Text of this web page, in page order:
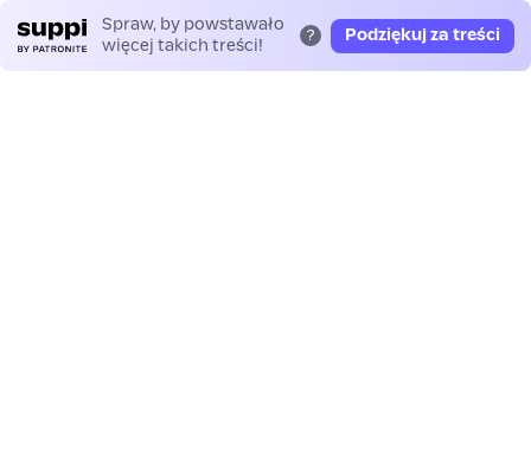
Spraw, by powstawało
więcej takich treści!
? Podziękuj za treści